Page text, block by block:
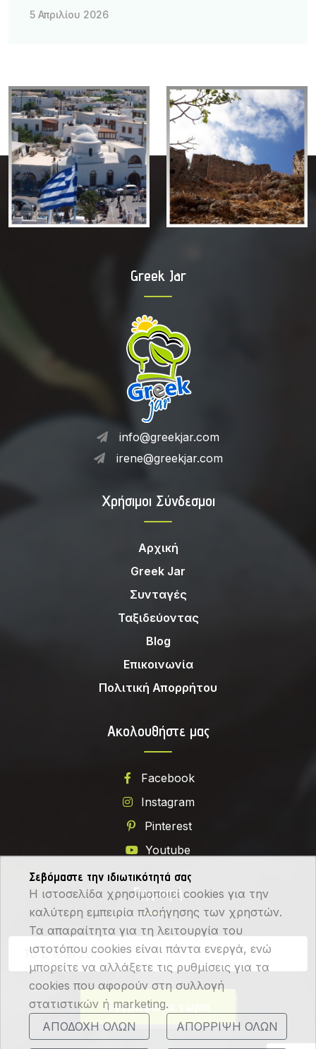
5 Απριλίου 2026
Greek Jar
info@greekjar.com
irene@greekjar.com
Χρήσιμοι Σύνδεσμοι
Αρχική
Greek Jar
Συνταγές
Ταξιδεύοντας
Blog
Επικοινωνία
Πολιτική Απορρήτου
Ακολουθήστε μας
Facebook
Instagram
Pinterest
Youtube
Εγγραφή
Εγγραφείτε τώρα
Σεβόμαστε την ιδιωτικότητά σας
Η ιστοσελίδα χρησιμοποιεί cookies για την
καλύτερη εμπειρία πλοήγησης των χρηστών.
Τα απαραίτητα για τη λειτουργία του
ιστοτόπου cookies είναι πάντα ενεργά, ενώ
μπορείτε να αλλάξετε τις ρυθμίσεις για τα
cookies που αφορούν στη συλλογή
στατιστικών ή marketing.
ΑΠΟΔΟΧΗ ΟΛΩΝ
ΑΠΟΡΡΙΨΗ ΟΛΩΝ